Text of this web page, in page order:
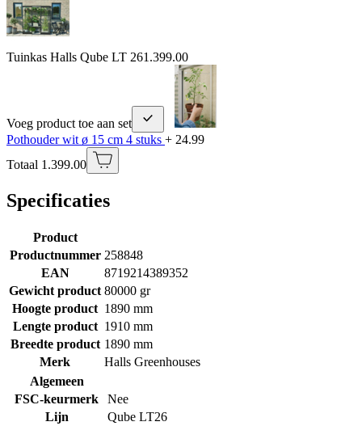
Tuinkas Halls Qube LT 261.399.00
Voeg product toe aan set
Pothouder wit ø 15 cm 4 stuks + 24.99
Totaal 1.399.00
Specificaties
Product
Productnummer 258848
EAN
8719214389352
Gewicht product 80000 gr
Hoogte product 1890 mm
Lengte product 1910 mm
Breedte product 1890 mm
Merk
Halls Greenhouses
Algemeen
FSC-keurmerk
Nee
Lijn
Qube LT26